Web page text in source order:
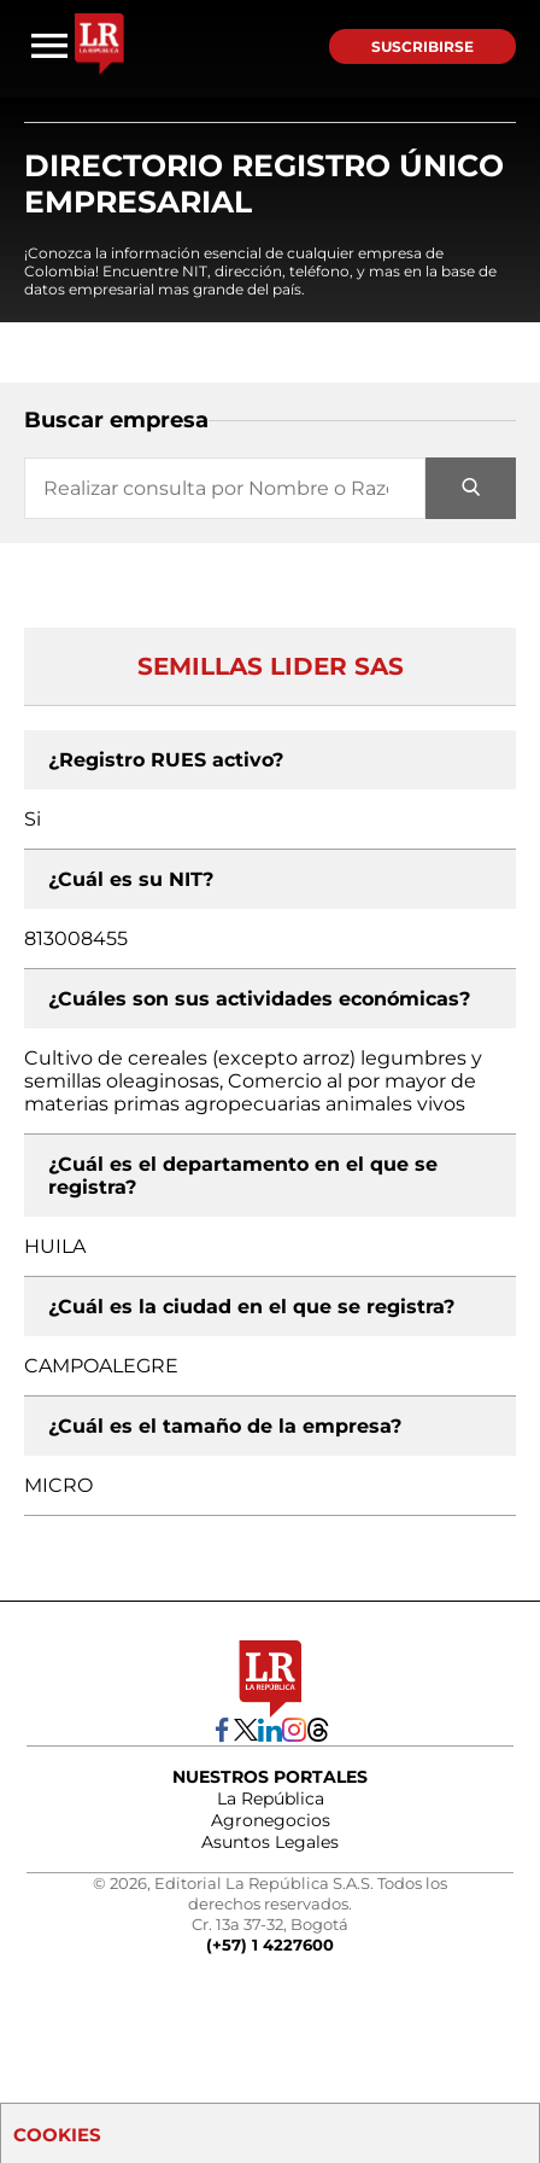
SUSCRIBIRSE
DIRECTORIO REGISTRO ÚNICO
EMPRESARIAL
¡Conozca la información esencial de cualquier empresa de
Colombia! Encuentre NIT, dirección, teléfono, y mas en la base de
datos empresarial mas grande del país.
Buscar empresa
SEMILLAS LIDER SAS
¿Registro RUES activo?
Si
¿Cuál es su NIT?
813008455
¿Cuáles son sus actividades económicas?
Cultivo de cereales (excepto arroz) legumbres y
semillas oleaginosas, Comercio al por mayor de
materias primas agropecuarias animales vivos
¿Cuál es el departamento en el que se
registra?
HUILA
¿Cuál es la ciudad en el que se registra?
CAMPOALEGRE
¿Cuál es el tamaño de la empresa?
MICRO
NUESTROS PORTALES
La República
Agronegocios
Asuntos Legales
© 2026, Editorial La República S.A.S. Todos los
derechos reservados.
Cr. 13a 37-32, Bogotá
(+57) 1 4227600
COOKIES